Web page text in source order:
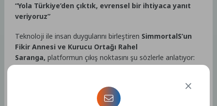
“Yola Türkiye’den çıktık, evrensel bir ihtiyaca yanıt
veriyoruz”
Teknoloji ile insan duygularını birleştiren SimmortalS’un
Fikir Annesi ve Kurucu Ortağı Rahel
Saranga, platformun çıkış noktasını şu sözlerle anlatıyor:
“Herkes hatırlanmak ister, herkes hatırlanmaya değer.
kadar dijital dünyada yeterince ele alınmadı. Oysa
hatırlamak, insan hikâyelerini, bağları ve değerleri geleceğe